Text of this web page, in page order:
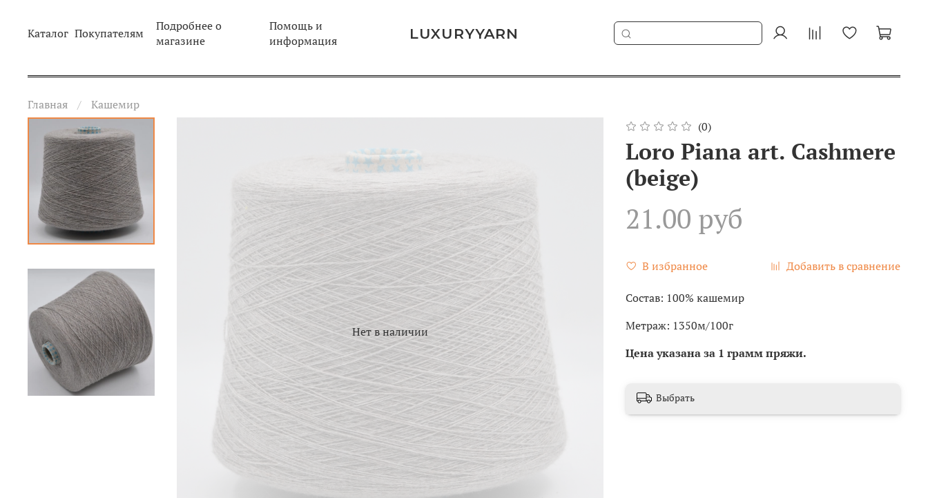
LUXURYYARN
Каталог Покупателям
Подробнее о
магазине
Помощь и
информация
Главная Кашемир
Нет в наличии
(0)
Loro Piana art. Cashmere
(beige)
21.00 руб
В избранное Добавить в сравнение
Состав: 100% кашемир
Метраж: 1350м/100г
Цена указана за 1 грамм пряжи.
Выбрать